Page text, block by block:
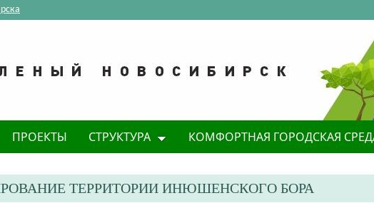
ПРОЕКТЫ СТРУКТУРА КОМФОРТНАЯ ГОРОДСКАЯ
ТЕРРИТОРИИ ИНЮШЕНСКОГО БОРА